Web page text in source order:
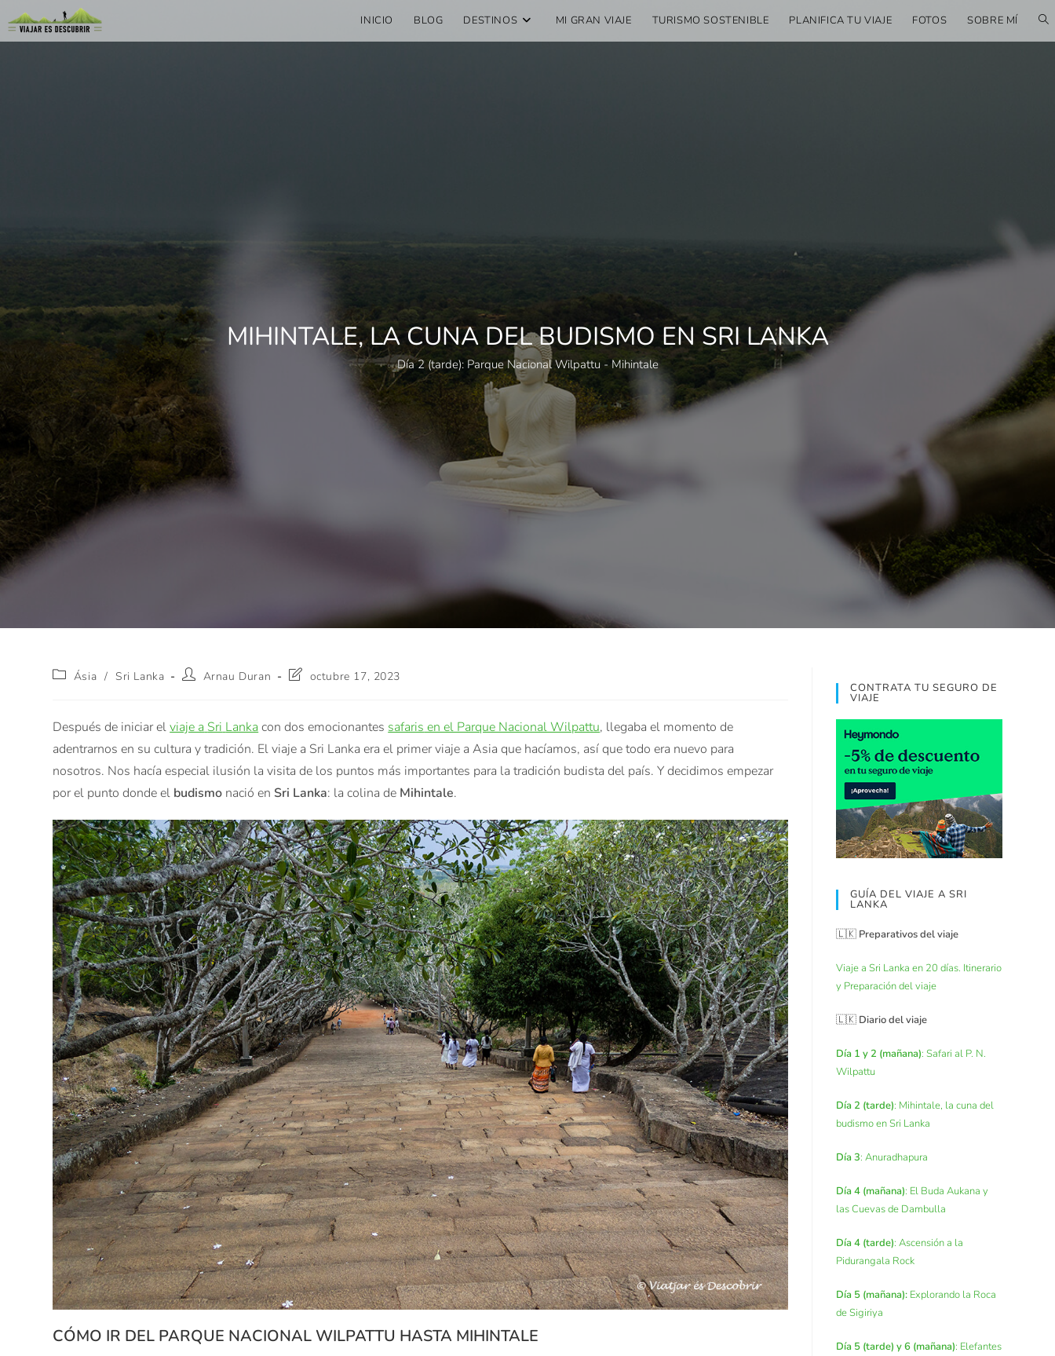
INICIO BLOG DESTINOS MI GRAN VIAJE TURISMO SOSTENIBLE PLANIFICA TU VIAJE FOTOS SOBRE MÍ
MIHINTALE, LA CUNA DEL BUDISMO EN SRI LANKA
Día 2 (tarde): Parque Nacional Wilpattu - Mihintale
Ásia / Sri Lanka Arnau Duran octubre 17, 2023
Después de iniciar elviaje a Sri Lanka con dos emocionantes safaris en el Parque Nacional Wilpattu, llegaba el momento de
adentrarnos en su cultura y tradición. Elviaje a Sri Lanka era el primerviaje a Asia que hacíamos, asíque todo era nuevo para
nosotros. Nos hacía especial ilusión la visita de los puntos más importantes para la tradición budista del país. Ydecidimos empezar
por el punto dondeel budismo nació en Sri Lanka: la colina de Mihintale.
CÓMO IR DEL PARQUE NACIONAL WILPATTU HASTA MIHINTALE
CONTRATA TU SEGURO DE
VIAJE
GUÍA DEL VIAJE A SRI
LANKA
🇱🇰 Preparativos del viaje
Viaje a Sri Lanka en 20 días. Itinerario
y Preparación del viaje
🇱🇰 Diario del viaje
Día 1 y 2 (mañana): Safari al P. N.
Wilpattu
Día 2 (tarde): Mihintale, la cuna del
budismo en Sri Lanka
Día 3: Anuradhapura
Día 4 (mañana): El Buda Aukana y
las Cuevas de Dambulla
Día 4 (tarde): Ascensión a la
Pidurangala Rock
Día 5 (mañana):Explorando la Roca
de Sigiriya
Día 5 (tarde) y 6 (mañana): Elefantes